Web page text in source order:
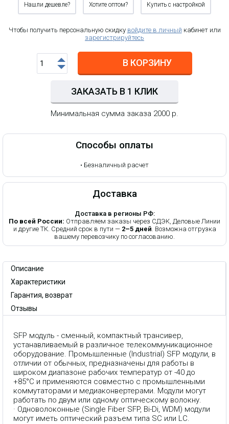
Нашли дешевле? Хотите оптом? Купить с настройкой
Чтобы получить персональную скидку войдите в личный кабинет или
зарегистрируйтесь
В КОРЗИНУ
ЗАКАЗАТЬ В 1 КЛИК
Минимальная сумма заказа 2000 р.
Способы оплаты
• Безналичный расчет
Доставка
Доставка в регионы РФ:
По всей России: Отправляем заказы через СДЭК, Деловые Линии
и другие ТК. Средний срок в пути — 2–5 дней. Возможна отгрузка
вашему перевозчику по согласованию.
Описание
Характеристики
Гарантия, возврат
Отзывы
SFP модуль - сменный, компактный трансивер,
устанавливаемый в различное телекоммуникационное
оборудование. Промышленные (Industrial) SFP модули, в
отличии от обычных, предназначены для работы в
широком диапазоне рабочих температур от -40 до
+85°C и применяются совместно с промышленными
коммутаторами и медиаконвертерами. Модули могут
работать по двум или одному оптическому волокну.
· Одноволоконные (Single Fiber SFP, Bi-Di, WDM) модули
могут иметь оптический разъем типа SC или LC.